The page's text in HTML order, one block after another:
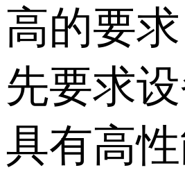
高的要
先要求
具有高性